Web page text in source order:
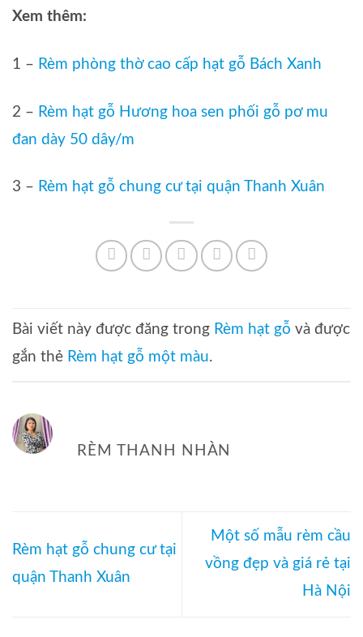
Xem thêm:
1 – Rèm phòng thờ cao cấp hạt gỗ Bách Xanh
2 – Rèm hạt gỗ Hương hoa sen phối gỗ pơ mu
đan dày 50 dây/m
3 – Rèm hạt gỗ chung cư tại quận Thanh Xuân
Bài viết này được đăng trong Rèm hạt gỗ và được
gắn thẻ Rèm hạt gỗ một màu.
RÈM THANH NHÀN
Rèm hạt gỗ chung cư tại
quận Thanh Xuân
Một số mẫu rèm cầu
vồng đẹp và giá rẻ tại
Hà Nội